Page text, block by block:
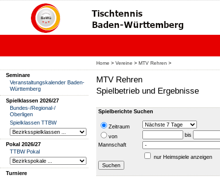
Home > Vereine > MTV Rehren >
Seminare
Veranstaltungskalender Baden-
Württemberg
Spielklassen 2026/27
Bundes-/Regional-/
Oberligen
Spielklassen TTBW
Pokal 2026/27
TTBW Pokal
Turniere
MTV Rehren
Spielbetrieb und Ergebnisse
Spielberichte Suchen
Zeitraum
von
bis
Mannschaft
nur Heimspiele anzeigen